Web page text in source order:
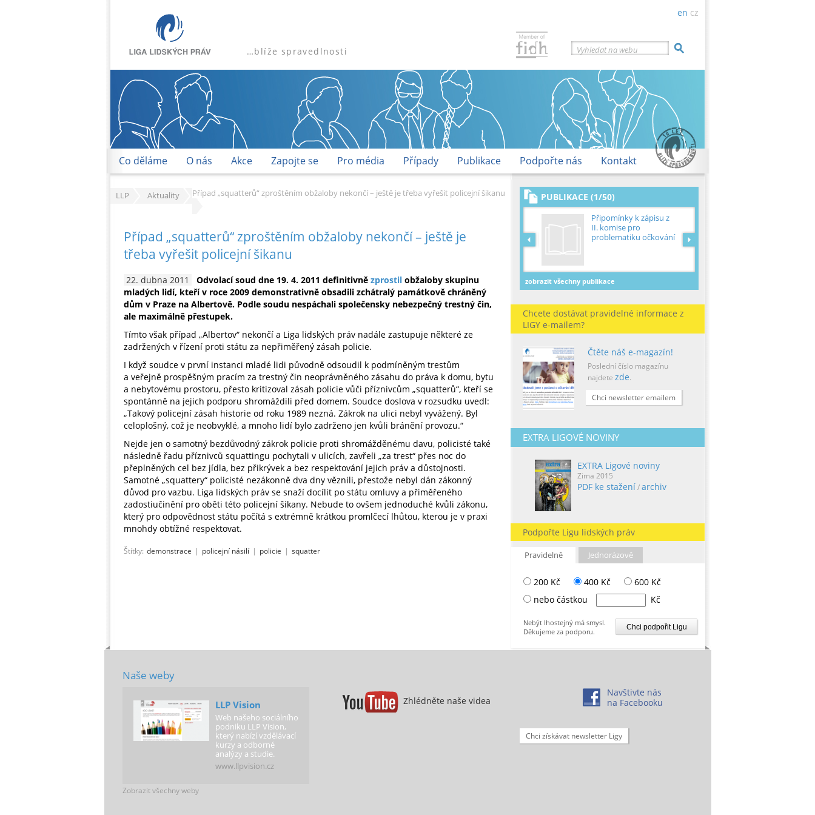
…blíže spravedlnosti Vyhledat na webu
en cz
Co děláme O nás Akce Zapojte se Pro média Případy Publikace Podpořte nás Kontakt
LLP Aktuality Případ „squatterů“ zproštěním obžaloby nekončí – ještě je třeba vyřešit policejní šikanu PUBLIKACE (1/50)
Připomínky k zápisu z
II. komise pro
problematiku očkování
zobrazit všechny publikace
Chcete dostávat pravidelné informace z
LIGY e-mailem?
Čtěte náš e-magazín!
Poslední číslo magazínu
najdete zde.
Chci newsletter emailem
EXTRA LIGOVÉ NOVINY
EXTRA Ligové noviny
Zima 2015
PDF ke stažení/archiv
Podpořte Ligu lidských práv
Pravidelně
200 Kč 400 Kč
600 Kč
nebo částkou
Kč
Nebýt lhostejný má smysl.
Děkujeme za podporu.
Jednorázově
Případ „squatterů“ zproštěním obžaloby nekončí – ještě je
třeba vyřešit policejní šikanu
22. dubna 2011 Odvolací soud dne 19. 4. 2011 definitivně zprostil obžaloby skupinu
mladých lidí, kteří v roce 2009 demonstrativně obsadili zchátralý památkově chráněný
dům v Praze na Albertově. Podle soudu nespáchali společensky nebezpečný trestný čin,
ale maximálně přestupek.
Tímto však případ „Albertov“ nekončí a Liga lidských práv nadále zastupuje některé ze
zadržených v řízení proti státu za nepřiměřený zásah policie.
I když soudce v první instanci mladé lidi původně odsoudil k podmíněným trestům
a veřejně prospěšným pracím za trestný čin neoprávněného zásahu do práva k domu, bytu
a nebytovému prostoru, přesto kritizoval zásah policie vůči příznivcům „squatterů“, kteří se
spontánně na jejich podporu shromáždili před domem. Soudce doslova v rozsudku uvedl:
„Takový policejní zásah historie od roku 1989 nezná. Zákrok na ulici nebyl vyvážený. Byl
celoplošný, což je neobvyklé, a mnoho lidí bylo zadrženo jen kvůli bránění provozu.“
Nejde jen o samotný bezdůvodný zákrok policie proti shromážděnému davu, policisté také
následně řadu příznivců squattingu pochytali v ulicích, zavřeli „za trest“ přes noc do
přeplněných cel bez jídla, bez přikrývek a bez respektování jejich práv a důstojnosti.
Samotné „squattery“ policisté nezákonně dva dny věznili, přestože nebyl dán zákonný
důvod pro vazbu. Liga lidských práv se snaží docílit po státu omluvy a přiměřeného
zadostiučinění pro oběti této policejní šikany. Nebude to ovšem jednoduché kvůli zákonu,
který pro odpovědnost státu počítá s extrémně krátkou promlčecí lhůtou, kterou je v praxi
mnohdy obtížné respektovat.
Štítky: demonstrace | policejní násilí | policie | squatter
Naše weby
LLP Vision
Web našeho sociálního
podniku LLP Vision,
který nabízí vzdělávací
kurzy a odborné
analýzy a studie.
www.llpvision.cz
Zobrazit všechny weby
Zhlédněte naše videa
Navštivte nás
na Facebooku
Chci získávat newsletter Ligy